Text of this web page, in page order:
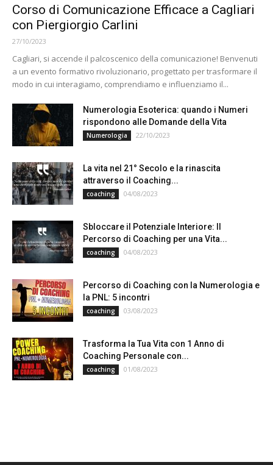
Corso di Comunicazione Efficace a Cagliari
con Piergiorgio Carlini
27/10/2023
Cagliari, si accende il palcoscenico della comunicazione! Benvenuti
a un evento formativo rivoluzionario, progettato per trasformare il
modo in cui interagiamo, comprendiamo e influenziamo il...
Numerologia Esoterica: quando i Numeri
rispondono alle Domande della Vita
Numerologia 22/10/2023
La vita nel 21° Secolo e la rinascita
attraverso il Coaching...
coaching 04/08/2023
Sbloccare il Potenziale Interiore: Il
Percorso di Coaching per una Vita...
coaching 04/08/2023
Percorso di Coaching con la Numerologia e
la PNL: 5 incontri
coaching 03/08/2023
Trasforma la Tua Vita con 1 Anno di
Coaching Personale con...
coaching 01/08/2023